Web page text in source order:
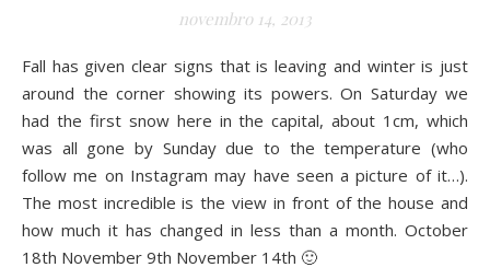
novembro 14, 2013
Fall has given clear signs that is leaving and winter is just
around the corner showing its powers. On Saturday we
had the first snow here in the capital, about 1cm, which
was all gone by Sunday due to the temperature (who
follow me on Instagram may have seen a picture of it…).
The most incredible is the view in front of the house and
how much it has changed in less than a month. October
18th November 9th November 14th 🙂